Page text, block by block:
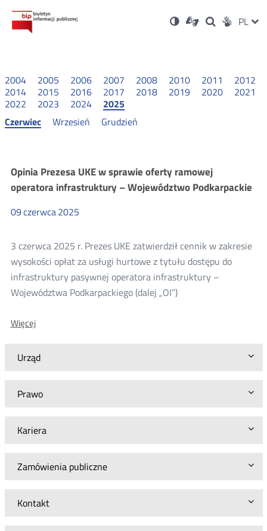
Ustawienia
Wersja
kontrastowa
Dla
niesłyszących
OtwórzOtwórz
w
Otwórz
w
Social PL
Urząd
Prawo
Kariera
Zamówienia publiczne
Kontakt
2004 2005 2006 2007 2008 2010 2011
2012
2014
2015 2016 2017 2018 2019 2020
2021
2022
2023 2024
2025
Czerwiec
Wrzesień Grudzień
Oferty
ramowe
Opinia Prezesa UKE w sprawie oferty ramowej
operatora infrastruktury – Województwo Podkarpackie
09czerwca2025
3 czerwca 2025 r. Prezes UKE zatwierdził cennik w zakresie
wysokości opłat za usługi hurtowe z tytułu dostępu do
infrastruktury pasywnej operatora infrastruktury –
Województwa Podkarpackiego (dalej „OI”)
WięcejO:
UKE
w
ramowej
–